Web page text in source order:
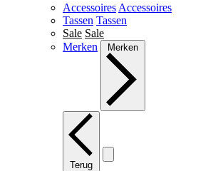
Accessoires Accessoires
Tassen Tassen
Sale Sale
Merken
Merken
Terug